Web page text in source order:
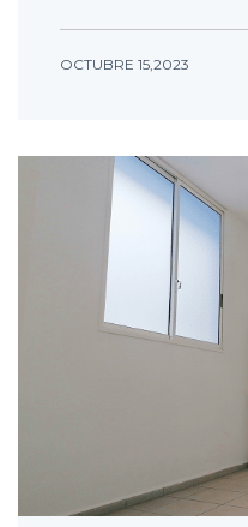
OCTUBRE 15,2023